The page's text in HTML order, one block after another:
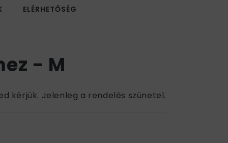
ELÉRHETŐSÉG
- M
kérjük. Jelenleg a rendelés szünetel.